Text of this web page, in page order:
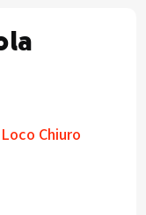
Chiuro